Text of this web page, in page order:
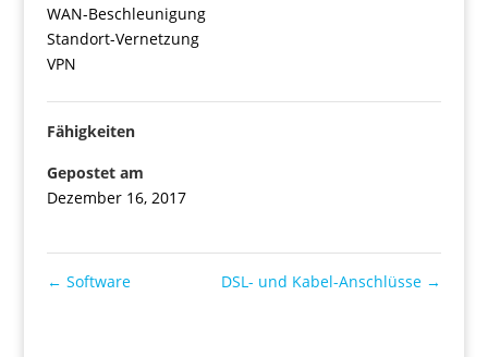
WAN-Beschleunigung
Standort-Vernetzung
VPN
Fähigkeiten
Gepostet am
Dezember 16, 2017
← Software DSL- und Kabel-Anschlüsse →